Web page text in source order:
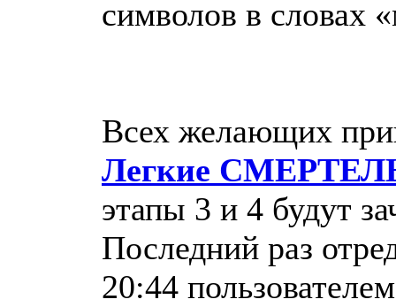
символов в словах
Всех желающих
Легкие
этапы 3 и 4 будут
Последний раз
20:44